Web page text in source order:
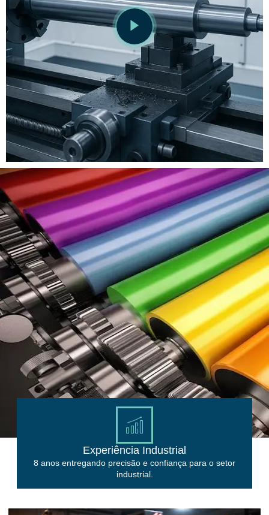
Experiência Industrial
8 anos entregando precisão e confiança para o setor
industrial.